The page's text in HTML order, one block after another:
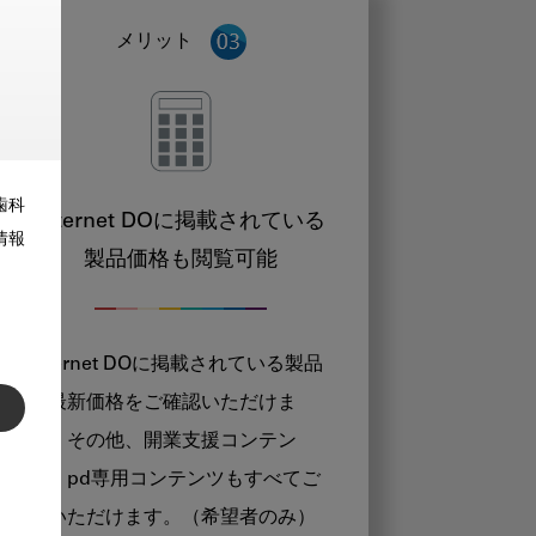
科
報
メリット
Internet DOに掲載されている
製品価格も閲覧可能
Internet DOに掲載されている製品
の最新価格をご確認いただけま
す。その他、開業支援コンテン
ツ、pd専用コンテンツもすべてご
覧いただけます。（希望者のみ）